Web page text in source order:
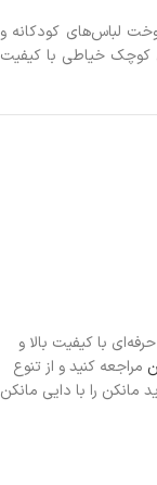
لباس‌های کودکانه و
کوچک خیاطی با کیفیت
با کیفیت بالا و
مراجعه کنید و از تنوع
را با دایی مانکن